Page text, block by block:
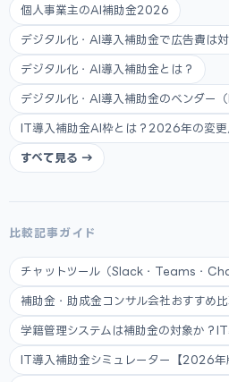
個人事業主のAI補助金2026
デジタル化・AI導入補助金で広告費は対
デジタル化・AI導入補助金とは？
デジタル化・AI導入補助金のベンダー
IT導入補助金AI枠とは？2026年の変更
すべて見る →
比較記事ガイド
チャットツール（Slack・Teams・
補助金・助成金コンサル会社おすすめ
学籍管理システムは補助金の対象か？IT
IT導入補助金シミュレーター【2026年